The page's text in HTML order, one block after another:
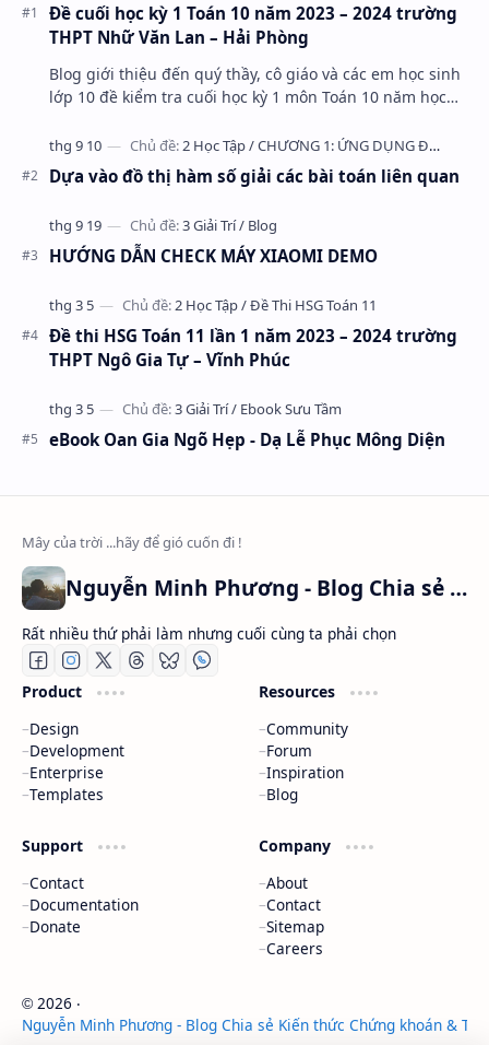
Đề cuối học kỳ 1 Toán 10 năm 2023 – 2024 trường
THPT Nhữ Văn Lan – Hải Phòng
Blog giới thiệu đến quý thầy, cô giáo và các em học sinh
lớp 10 đề kiểm tra cuối học kỳ 1 môn Toán 10 năm học
Dựa vào đồ thị hàm số giải các bài toán liên quan
HƯỚNG DẪN CHECK MÁY XIAOMI DEMO
Đề thi HSG Toán 11 lần 1 năm 2023 – 2024 trường
THPT Ngô Gia Tự – Vĩnh Phúc
eBook Oan Gia Ngõ Hẹp - Dạ Lễ Phục Mông Diện
Nguyễn Minh Phương - Blog Chia sẻ Kiến thức Chứng khoán & Tài liệu Toán học
Rất nhiều thứ phải làm nhưng cuối cùng ta phải chọn
Product
Design
Development
Enterprise
Templates
Resources
Community
Forum
Inspiration
Blog
Support
Contact
Documentation
Donate
Company
About
Contact
Sitemap
Careers
© 2026 ‧
Nguyễn Minh Phương - Blog Chia sẻ Kiến thức Chứng khoán & Tài